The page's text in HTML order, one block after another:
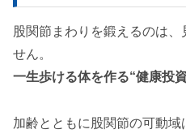
股関節まわりを鍛えるのは
せん。
一生歩ける体を作る“健康投
加齢とともに股関節の可動域